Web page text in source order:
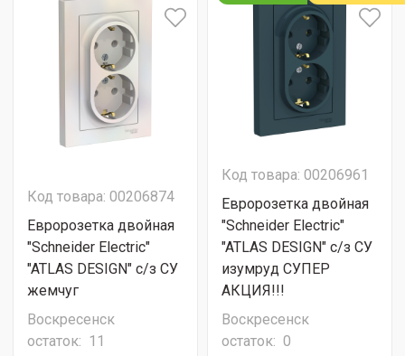
Код товара: 00206874
Евророзетка двойная
"Schneider Electric"
"ATLAS DESIGN" с/з СУ
жемчуг
Воскресенск
остаток: 11
Код товара: 00206961
Евророзетка двойная
"Schneider Electric"
"ATLAS DESIGN" с/з СУ
изумруд СУПЕР
АКЦИЯ!!!
Воскресенск
остаток: 0